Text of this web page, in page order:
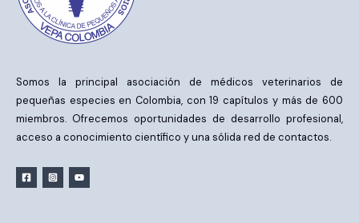
Somos la principal asociación de médicos veterinarios de
pequeñas especies en Colombia, con 19 capítulos y más de 600
miembros. Ofrecemos oportunidades de desarrollo profesional,
acceso a conocimiento científico y una sólida red de contactos.